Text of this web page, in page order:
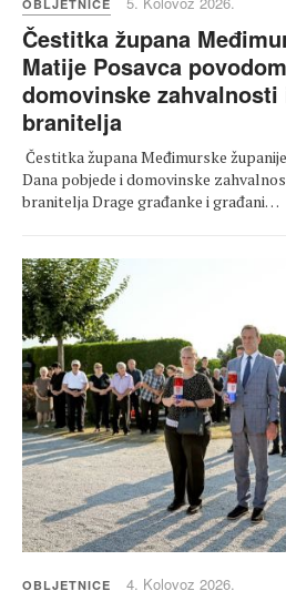
OBLJETNICE
Čestitka župana
Matije Posavca
domovinske
branitelja
Čestitka župana Međimurske
Dana pobjede i domovinske
branitelja Drage građanke i građani…
OBLJETNICE 4. Kolovoz 2026.